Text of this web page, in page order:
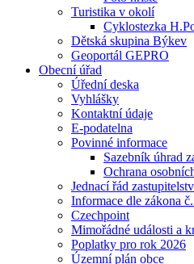
Turistika v okolí
Cyklostezka
Dětská skupina Býkev
Geoportál GEPRO
Obecní úřad
Úřední deska
Vyhlášky
Kontaktní údaje
E-podatelna
Povinné informace
Sazebník úhrad
Ochrana
Jednací řád
Informace dle zákona
Czechpoint
Mimořádné události a
Poplatky pro rok 2026
Územní plán obce